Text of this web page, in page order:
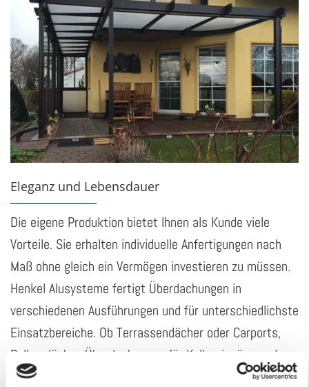
Eleganz und Lebensdauer
Die eigene Produktion bietet Ihnen als Kunde viele
Vorteile. Sie erhalten individuelle Anfertigungen nach
Maß ohne gleich ein Vermögen investieren zu müssen.
Henkel Alusysteme fertigt Überdachungen in
verschiedenen Ausführungen und für unterschiedlichste
Einsatzbereiche. Ob Terrassendächer oder Carports,
Balkondächer, Überdachungen für Kellereingänge oder
Haustürvordächer, wir bieten Ihnen Alusysteme nach